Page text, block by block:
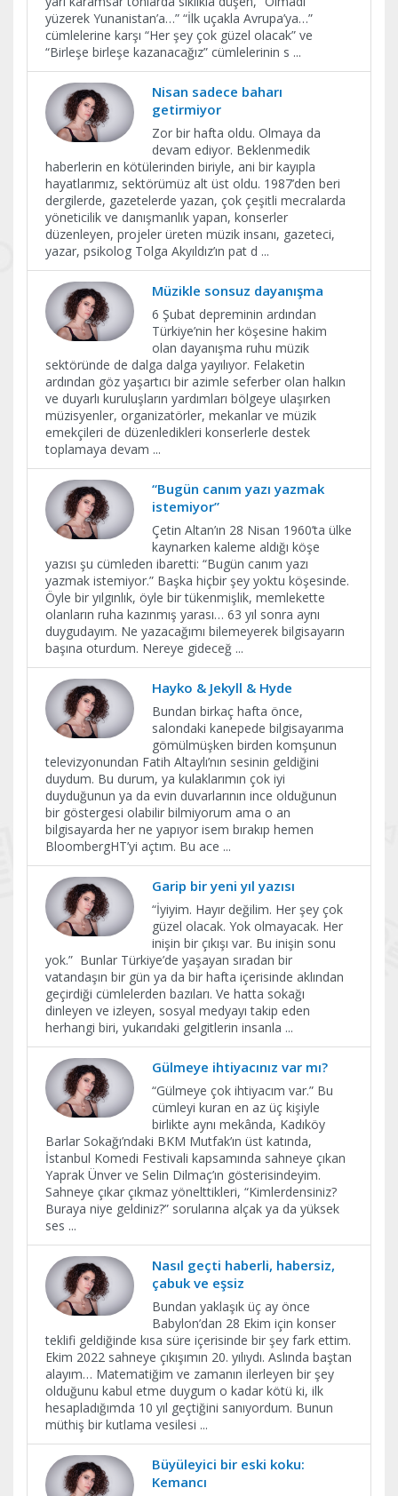
yüzerek Yunanistan’a…” “İlk uçakla Avrupa’ya…”
cümlelerine karşı “Her şey çok güzel olacak” ve
“Birleşe birleşe kazanacağız” cümlelerinin s ...
Nisan sadece baharı
getirmiyor
Zor bir hafta oldu. Olmaya da
devam ediyor. Beklenmedik
haberlerin en kötülerinden biriyle, ani bir kayıpla
hayatlarımız, sektörümüz alt üst oldu. 1987’den beri
dergilerde, gazetelerde yazan, çok çeşitli mecralarda
yöneticilik ve danışmanlık yapan, konserler
düzenleyen, projeler üreten müzik insanı, gazeteci,
yazar, psikolog Tolga Akyıldız’ın pat d ...
Müzikle sonsuz dayanışma
6 Şubat depreminin ardından
Türkiye’nin her köşesine hakim
olan dayanışma ruhu müzik
sektöründe de dalga dalga yayılıyor. Felaketin
ardından göz yaşartıcı bir azimle seferber olan halkın
ve duyarlı kuruluşların yardımları bölgeye ulaşırken
müzisyenler, organizatörler, mekanlar ve müzik
emekçileri de düzenledikleri konserlerle destek
toplamaya devam ...
“Bugün canım yazı yazmak
istemiyor”
Çetin Altan’ın 28 Nisan 1960’ta ülke
kaynarken kaleme aldığı köşe
yazısı şu cümleden ibaretti: “Bugün canım yazı
yazmak istemiyor.” Başka hiçbir şey yoktu köşesinde.
Öyle bir yılgınlık, öyle bir tükenmişlik, memlekette
olanların ruha kazınmış yarası… 63 yıl sonra aynı
duygudayım. Ne yazacağımı bilemeyerek bilgisayarın
başına oturdum. Nereye gideceğ ...
Hayko & Jekyll & Hyde
Bundan birkaç hafta önce,
salondaki kanepede bilgisayarıma
gömülmüşken birden komşunun
televizyonundan Fatih Altaylı’nın sesinin geldiğini
duydum. Bu durum, ya kulaklarımın çok iyi
duyduğunun ya da evin duvarlarının ince olduğunun
bir göstergesi olabilir bilmiyorum ama o an
bilgisayarda her ne yapıyor isem bırakıp hemen
BloombergHT’yi açtım. Bu ace ...
Garip bir yeni yıl yazısı
“İyiyim. Hayır değilim. Her şey çok
güzel olacak. Yok olmayacak. Her
inişin bir çıkışı var. Bu inişin sonu
yok.” Bunlar Türkiye’de yaşayan sıradan bir
vatandaşın bir gün ya da bir hafta içerisinde aklından
geçirdiği cümlelerden bazıları. Ve hatta sokağı
dinleyen ve izleyen, sosyal medyayı takip eden
herhangi biri, yukarıdaki gelgitlerin insanla ...
Gülmeye ihtiyacınız var mı?
“Gülmeye çok ihtiyacım var.” Bu
cümleyi kuran en az üç kişiyle
birlikte aynı mekânda, Kadıköy
Barlar Sokağı’ndaki BKM Mutfak’ın üst katında,
İstanbul Komedi Festivali kapsamında sahneye çıkan
Yaprak Ünver ve Selin Dilmaç’ın gösterisindeyim.
Sahneye çıkar çıkmaz yönelttikleri, “Kimlerdensiniz?
Buraya niye geldiniz?” sorularına alçak ya da yüksek
ses ...
Nasıl geçti haberli, habersiz,
çabuk ve eşsiz
Bundan yaklaşık üç ay önce
Babylon’dan 28 Ekim için konser
teklifi geldiğinde kısa süre içerisinde bir şey fark ettim.
Ekim 2022 sahneye çıkışımın 20. yılıydı. Aslında baştan
alayım… Matematiğim ve zamanın ilerleyen bir şey
olduğunu kabul etme duygum o kadar kötü ki, ilk
hesapladığımda 10 yıl geçtiğini sanıyordum. Bunun
müthiş bir kutlama vesilesi ...
Büyüleyici bir eski koku:
Kemancı